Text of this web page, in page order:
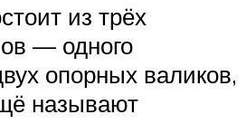
из трёх
— одного
опорных валиков,
называют